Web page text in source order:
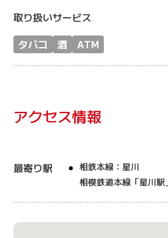
取り扱いサービス
タバコ
酒 ATM
アクセス情報
最寄り駅
相鉄本線：星川
相模鉄道本線「星川